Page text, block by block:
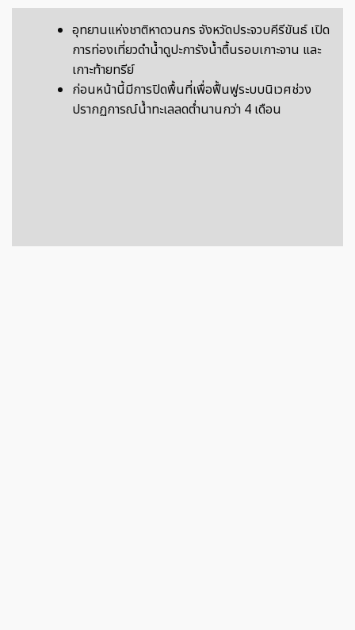
อุทยานแห่งชาติหาดวนกร จังหวัดประจวบคีรีขันธ์ เปิด
การท่องเที่ยวดำน้ำดูปะการังน้ำตื้นรอบเกาะจาน และ
เกาะท้ายทรีย์
ก่อนหน้านี้มีการปิดพื้นที่เพื่อฟื้นฟูระบบนิเวศช่วง
ปรากฏการณ์น้ำทะเลลดต่ำนานกว่า 4 เดือน